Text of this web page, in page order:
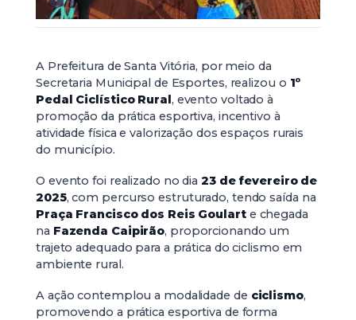
A Prefeitura de Santa Vitória, por meio da
Secretaria Municipal de Esportes, realizou o 1º
Pedal Ciclístico Rural, evento voltado à
promoção da prática esportiva, incentivo à
atividade física e valorização dos espaços rurais
do município.
O evento foi realizado no dia 23 de fevereiro de
2025, com percurso estruturado, tendo saída na
Praça Francisco dos Reis Goularte chegada
na Fazenda Caipirão, proporcionando um
trajeto adequado para a prática do ciclismo em
ambiente rural.
A ação contemplou a modalidade de ciclismo,
promovendo a prática esportiva de forma